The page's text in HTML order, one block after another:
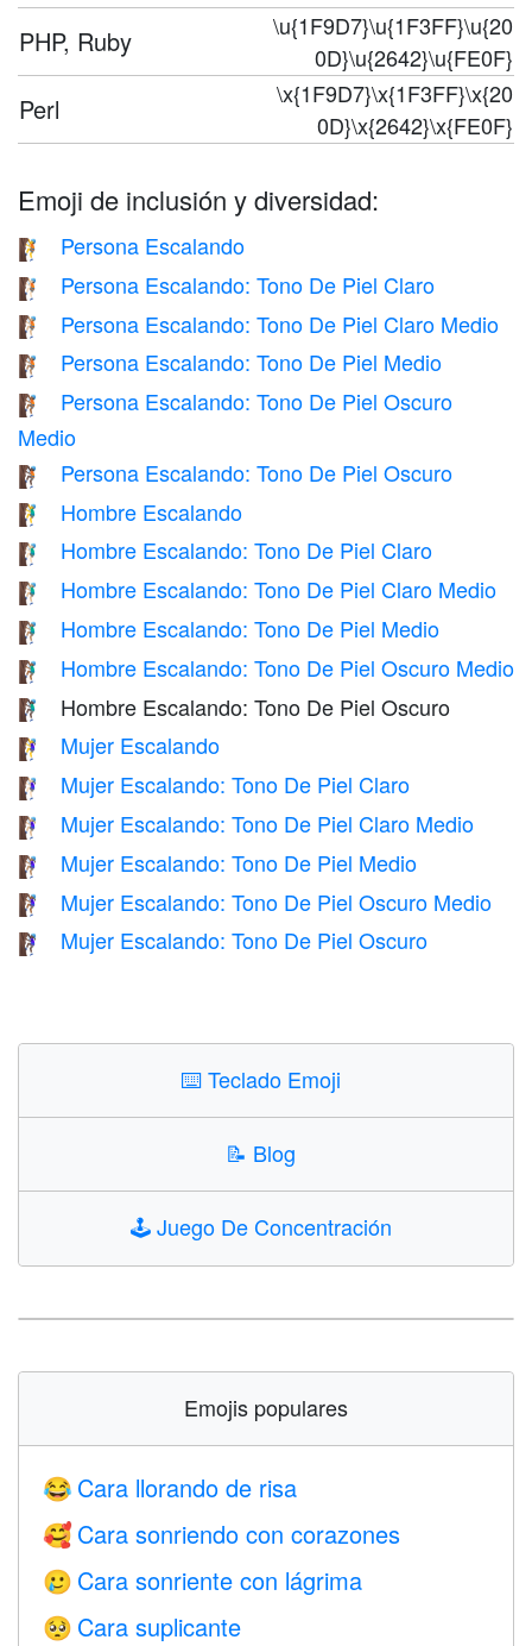
PHP, Ruby
\u{1F9D7}\u{1F3FF}\u{20
0D}\u{2642}\u{FE0F}
Perl
\x{1F9D7}\x{1F3FF}\x{20
0D}\x{2642}\x{FE0F}
Emoji de inclusión y diversidad:
🧗 Persona Escalando
🧗🏻 Persona Escalando: Tono De Piel Claro
🧗🏼 Persona Escalando: Tono De Piel Claro Medio
🧗🏽 Persona Escalando: Tono De Piel Medio
🧗🏾
Persona Escalando: Tono De Piel Oscuro
Medio
🧗🏿 Persona Escalando: Tono De Piel Oscuro
🧗‍♂️ Hombre Escalando
🧗🏻‍♂️ Hombre Escalando: Tono De Piel Claro
🧗🏼‍♂️ Hombre Escalando: Tono De Piel Claro Medio
🧗🏽‍♂️ Hombre Escalando: Tono De Piel Medio
🧗🏾‍♂️ Hombre Escalando: Tono De Piel Oscuro Medio
🧗🏿‍♂️ Hombre Escalando: Tono De Piel Oscuro
🧗‍♀️ Mujer Escalando
🧗🏻‍♀️ Mujer Escalando: Tono De Piel Claro
🧗🏼‍♀️ Mujer Escalando: Tono De Piel Claro Medio
🧗🏽‍♀️ Mujer Escalando: Tono De Piel Medio
🧗🏾‍♀️ Mujer Escalando: Tono De Piel Oscuro Medio
🧗🏿‍♀️ Mujer Escalando: Tono De Piel Oscuro
⌨️Teclado Emoji
📝 Blog
🕹️Juego De Concentración
Emojis populares
😂 Cara llorando de risa
🥰 Cara sonriendo con corazones
🥲 Cara sonriente con lágrima
🥺 Cara suplicante